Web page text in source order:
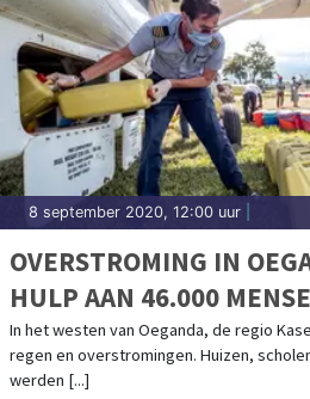
8 september 2020, 12:00 uur
OVERSTROMING IN
HULP AAN 46.000
In het westen van Oeganda, de regio
regen en overstromingen. Huizen,
werden [...]